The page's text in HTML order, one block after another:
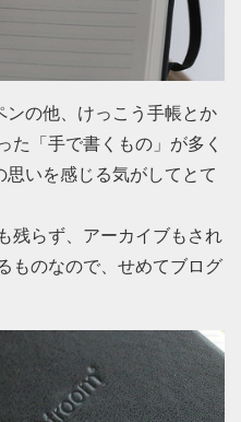
ンの他、けっこう手帳とか
た「手で書くもの」が多く
思いを感じる気がしてとて
残らず、アーカイブもされ
ものなので、せめてブログ